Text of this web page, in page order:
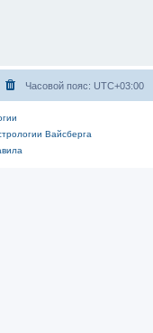
Часовой пояс: UTC+03:00
Вайсберга